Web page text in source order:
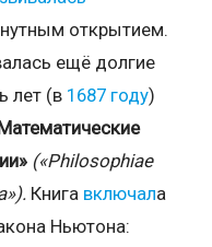
открытием.
ещё долгие
лет (в 1687 году)
(«Philosophiae
Книга включала
Ньютона: